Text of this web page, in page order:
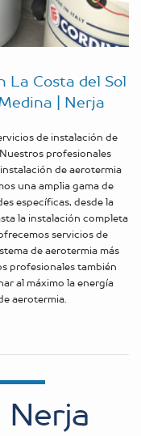
La Costa del Sol
| Nerja
de instalación de
profesionales
de aerotermia
una amplia gama de
específicas, desde la
la instalación completa
servicios de
de aerotermia más
profesionales también
al máximo la energía
aerotermia.
Nerja